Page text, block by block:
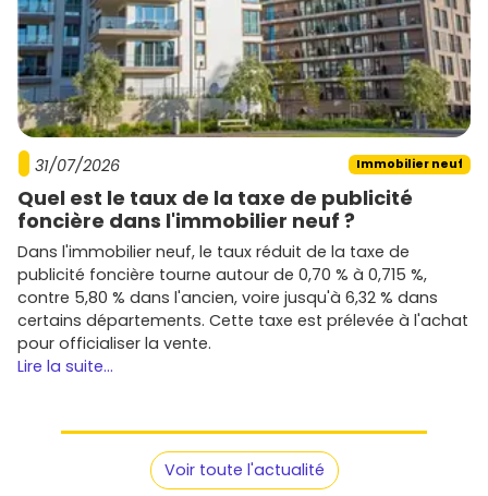
31/07/2026 Immobilier neuf
Quel est le taux de la taxe de publicité
foncière dans l'immobilier neuf ?
Dans l'immobilier neuf, le taux réduit de la taxe de
publicité foncière tourne autour de 0,70 % à 0,715 %,
contre 5,80 % dans l'ancien, voire jusqu'à 6,32 % dans
certains départements. Cette taxe est prélevée à l'achat
pour officialiser la vente.
Lire la suite...
Voir toute l'actualité